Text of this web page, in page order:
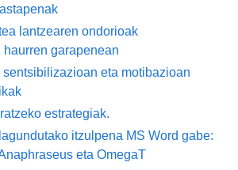
lantzearen ondorioak
haurren garapenean
eta motibazioan
estrategiak.
itzulpena MS Word gabe:
eta OmegaT